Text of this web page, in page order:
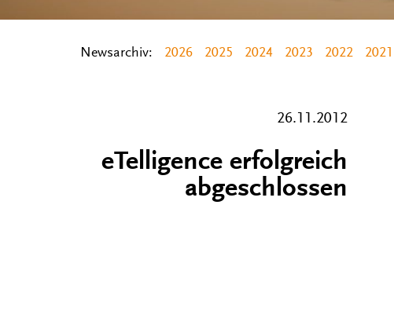
Newsarchiv: 2026 2025 2024 2023 2022 2021
26.11.2012
eTelligence erfolgreich
abgeschlossen